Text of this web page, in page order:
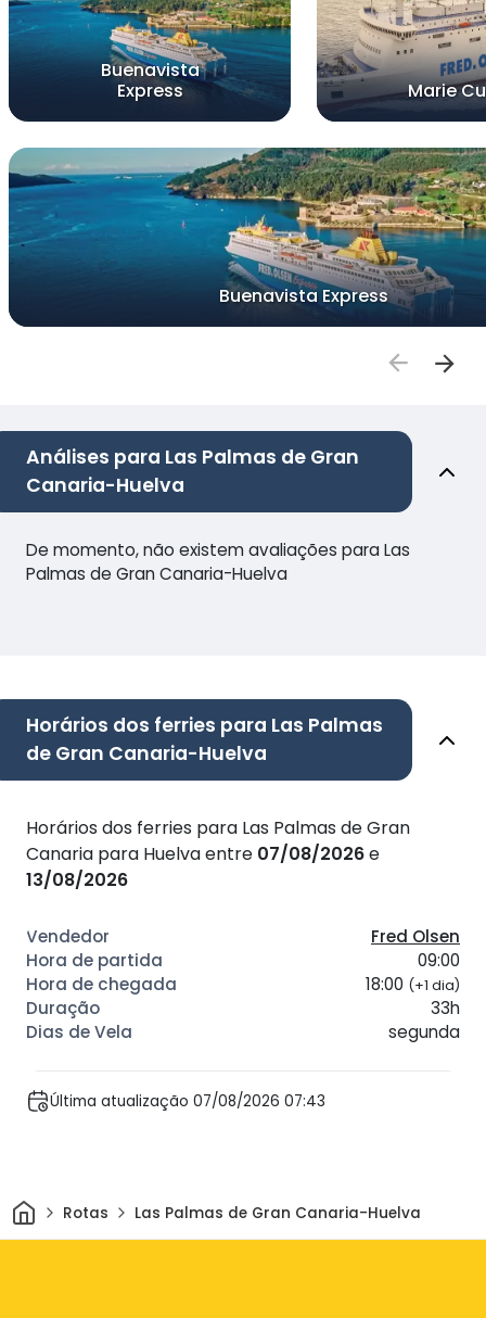
Buenavista
Express
Marie
Buenavista Express
Análises para Las Palmas de Gran
Canaria-Huelva
De momento, não existem avaliações para Las
Palmas de Gran Canaria-Huelva
Horários dos ferries para Las Palmas
de Gran Canaria-Huelva
Horários dos ferries para Las Palmas de Gran
Canaria para Huelva entre 07/08/2026e
13/08/2026
Fred Olsen
09:00
18:00 (+1 dia)
33h
segunda
Última atualização 07/08/2026 07:43
CasaRotas Las Palmas de Gran Canaria-Huelva